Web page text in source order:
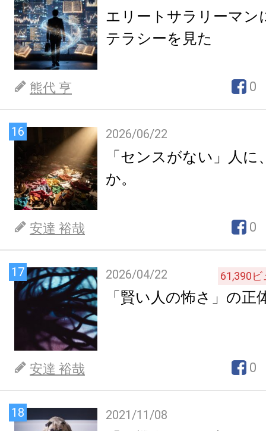
エリートサラリーマン
テラシーを見た
熊代 亨 0
16 2026/06/22
「センスがない」人
か。
安達 裕哉 0
17 2026/04/22 61,390ビ
「賢い人の怖さ」の正
安達 裕哉 0
18 2021/11/08